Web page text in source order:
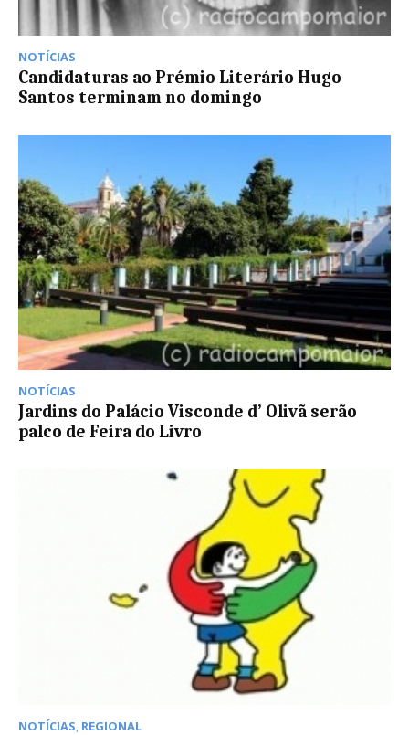
NOTÍCIAS
Candidaturas ao Prémio Literário Hugo
Santos terminam no domingo
NOTÍCIAS
Jardins do Palácio Visconde d’ Olivã serão
palco de Feira do Livro
NOTÍCIAS REGIONAL